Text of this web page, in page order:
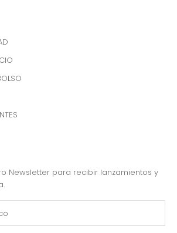
Newsletter para recibir lanzamientos y